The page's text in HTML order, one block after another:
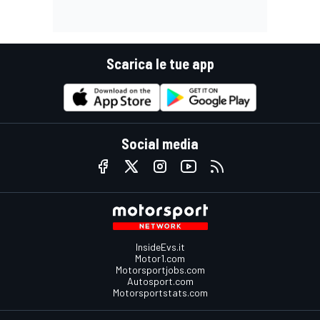
Scarica le tue app
Social media
InsideEvs.it
Motor1.com
Motorsportjobs.com
Autosport.com
Motorsportstats.com